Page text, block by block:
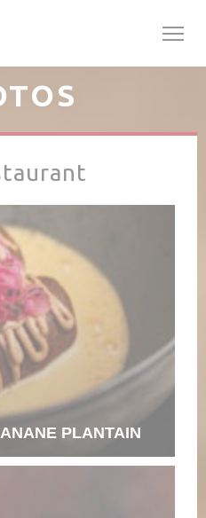
PLANTAIN